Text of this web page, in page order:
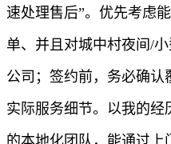
速处理售后”。优先考虑
单、并且对城中村夜间/
公司；签约前，务必确
实际服务细节。以我的
的本地化团队，能通过